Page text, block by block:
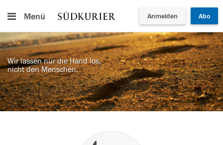
Menü Anmelden Abo
Wir lassen nur die Hand los,
nicht den Menschen.